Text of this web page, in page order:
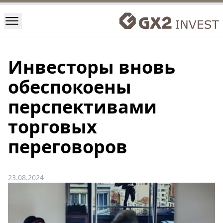
Инвесторы вновь
обеспокоены
перспективами
торговых
переговоров
23.08.2024